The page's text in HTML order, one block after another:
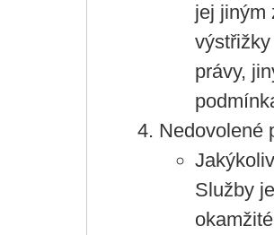
jej jiným
právy,
Nedovolené
Služby